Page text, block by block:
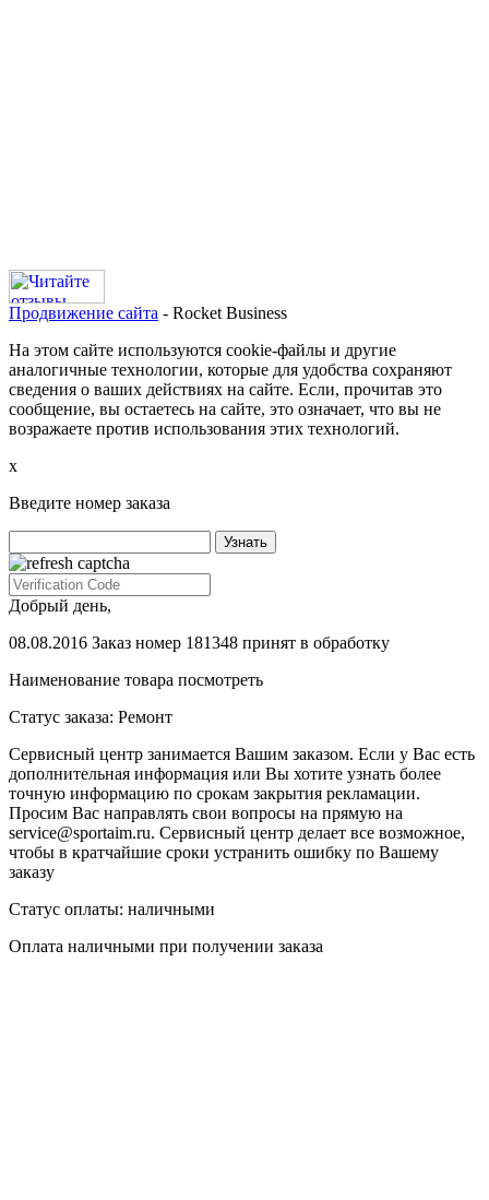
Продвижение сайта - Rocket Business
На этом сайте используются cookie-файлы и другие
аналогичные технологии, которые для удобства сохраняют
сведения о ваших действиях на сайте. Если, прочитав это
сообщение, вы остаетесь на сайте, это означает, что вы не
возражаете против использования этих технологий.
х
Введите номер заказа
Добрый день,
08.08.2016 Заказ номер 181348 принят в обработку
Наименование товара посмотреть
Статус заказа: Ремонт
Сервисный центр занимается Вашим заказом. Если у Вас есть
дополнительная информация или Вы хотите узнать более
точную информацию по срокам закрытия рекламации.
Просим Вас направлять свои вопросы на прямую на
service@sportaim.ru. Сервисный центр делает все возможное,
чтобы в кратчайшие сроки устранить ошибку по Вашему
заказу
Статус оплаты: наличными
Оплата наличными при получении заказа